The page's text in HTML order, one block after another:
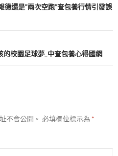
德還是“兩次空跑”查包養行情引發誤
校園足球夢_中查包養心得國網
不會公開。 必填欄位標示為 *